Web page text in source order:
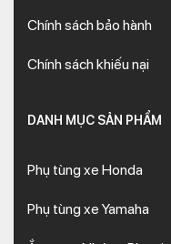
Chính sách bảo hành
Chính sách khiếu nại
DANH MỤC SẢN PHẨM
Phụ tùng xe Honda
Phụ tùng xe Yamaha